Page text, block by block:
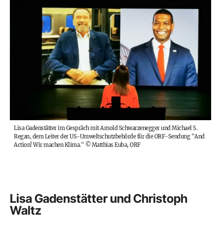
Lisa Gadenstätter im Gespräch mit Arnold Schwarzenegger und Michael S.
Regan, dem Leiter der US-Umweltschutzbehörde für die ORF-Sendung "And
Action! Wir machen Klima." ©Matthias Euba, ORF
Lisa Gadenstätter und Christoph
Waltz